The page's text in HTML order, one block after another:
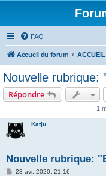
FAQ
Accueil du forum
Nouvelle rubrique:
Répondre
1
Katju
Nouvelle rubrique:
M23 avr. 2020, 21:16